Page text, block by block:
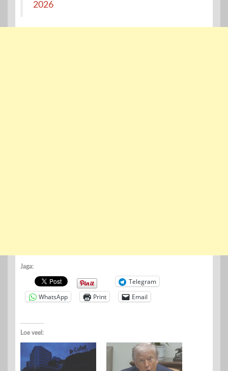
2026
Jaga:
Telegram
WhatsApp
Print Email
Loe veel: